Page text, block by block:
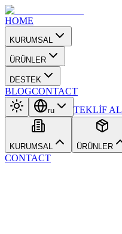
HOME
KURUMSAL
ÜRÜNLER
DESTEK
BLOGCONTACT
ru TEKLİF AL
KURUMSAL ÜRÜNLER
CONTACT